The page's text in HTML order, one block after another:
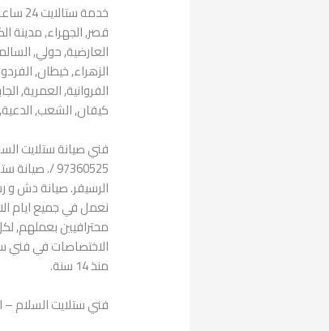
قصر, الجهراء, مدينة
العارضية, حولي,
الزهراء, خيطان,
الفروانية, العمرية,
كيفان, الشعب, الدعية,
فني صيانة ستلايت
97360525 /.
نعمل في جميع ايام
محترافيين بعملهم,
الاختصاصات في فني
منذ 14 سنة.
فني ستلايت السلام